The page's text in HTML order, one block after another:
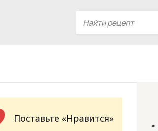
Поставьте «Нравится»